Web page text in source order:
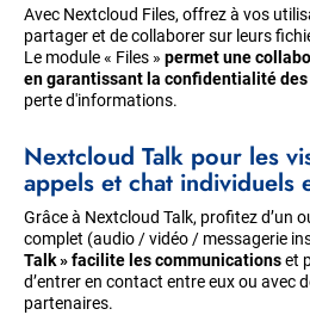
Avec Nextcloud Files, offrez à vos
partager et de collaborer sur leurs
Le module « Files » permet une
en garantissant la confidentialité des
perte d'informations.
Nextcloud Talk pour les
appels et chat individuels
Grâce à Nextcloud Talk, profitez d’un
complet (audio / vidéo / messagerie
Talk » facilite les communicationset
d’entrer en contact entre eux ou avec
partenaires.